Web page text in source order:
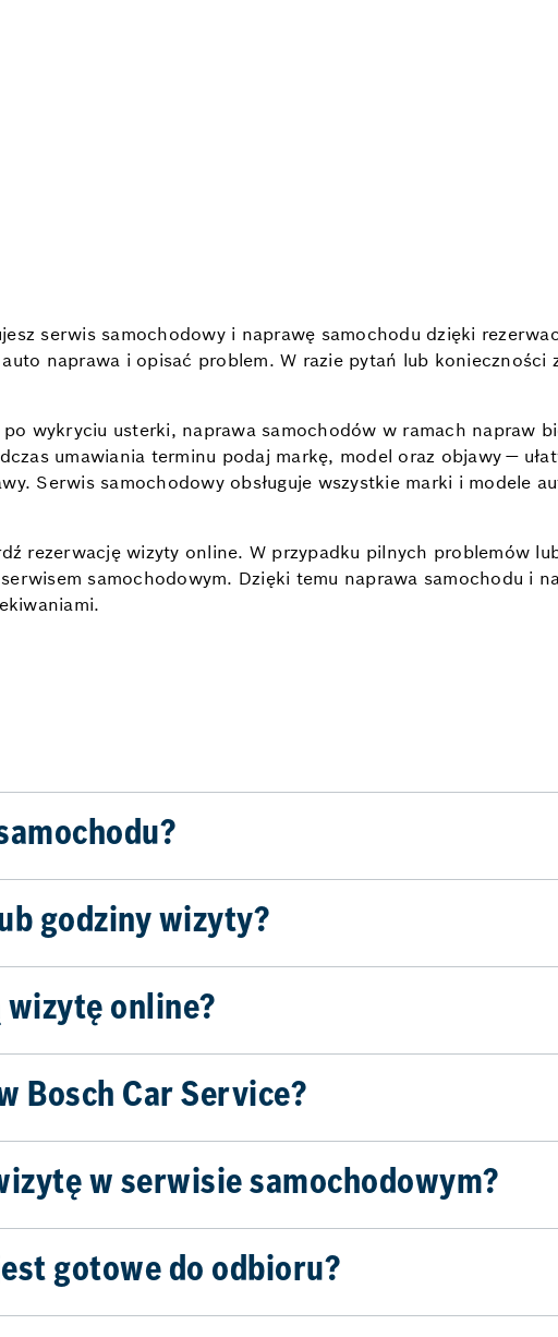
serwis samochodowy i naprawę samochodu dzięki
naprawa i opisać problem. W razie pytań lub konieczności
wykryciu usterki, naprawa samochodów w ramach napraw
umawiania terminu podaj markę, model oraz objawy —
Serwis samochodowy obsługuje wszystkie marki i modele
rezerwację wizyty online. W przypadku pilnych problemów
samochodowym. Dzięki temu naprawa samochodu i
godziny wizyty?
wizytę online?
Bosch Car Service?
w serwisie samochodowym?
gotowe do odbioru?